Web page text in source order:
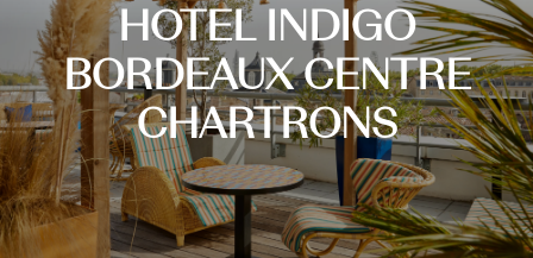
HOTEL INDIGO
BORDEAUX CENTRE
CHARTRONS